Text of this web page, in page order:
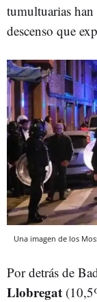
tumultuarias han
descenso que
Una imagen de los
Por detrás de
Llobregat